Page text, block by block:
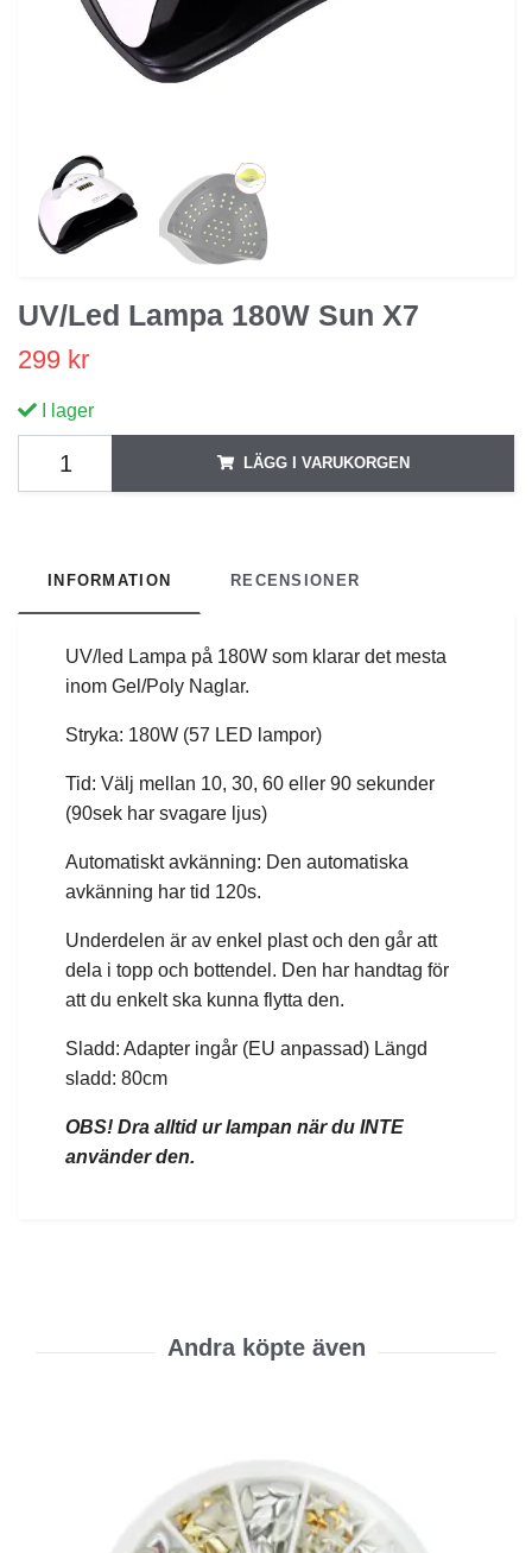
UV/Led Lampa 180W Sun X7
299 kr
I lager
LÄGG I VARUKORGEN
INFORMATION RECENSIONER
UV/led Lampa på 180W som klarar det mesta
inom Gel/Poly Naglar.
Stryka: 180W (57 LED lampor)
Tid: Välj mellan 10, 30, 60 eller 90 sekunder
(90sek har svagare ljus)
Automatiskt avkänning: Den automatiska
avkänning har tid 120s.
Underdelen är av enkel plast och den går att
dela i topp och bottendel. Den har handtag för
att du enkelt ska kunna flytta den.
Sladd: Adapter ingår (EU anpassad) Längd
sladd: 80cm
OBS! Dra alltid ur lampan när du INTE
använder den.